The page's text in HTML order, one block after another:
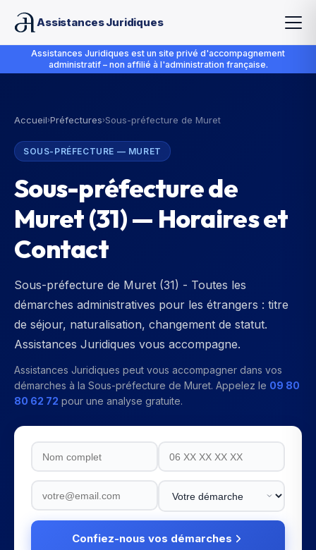
Assistances Juridiques
Assistances Juridiques est un site privé d'accompagnement
administratif – non affilié à l'administration française.
Accueil›Préfectures›Sous-préfecture de Muret
SOUS-PRÉFECTURE — MURET
Sous-préfecture de
Muret(31) — Horaires et
Contact
Sous-préfecture de Muret (31) - Toutes les
démarches administratives pour les étrangers : titre
de séjour, naturalisation, changement de statut.
Assistances Juridiques vous accompagne.
Assistances Juridiques peut vous accompagner dans vos
démarches à la Sous-préfecture de Muret. Appelez le 09 80
80 62 72 pour une analyse gratuite.
Confiez-nous vos démarches